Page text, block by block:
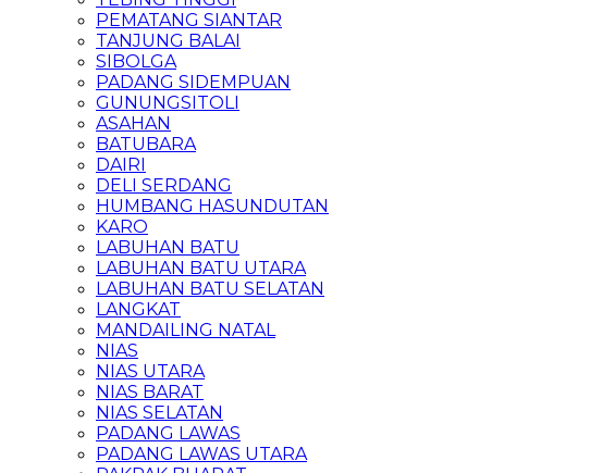
PEMATANG SIANTAR
TANJUNG BALAI
SIBOLGA
PADANG SIDEMPUAN
GUNUNGSITOLI
ASAHAN
BATUBARA
DAIRI
DELI SERDANG
HUMBANG HASUNDUTAN
KARO
LABUHAN BATU
LABUHAN BATU UTARA
LABUHAN BATU SELATAN
LANGKAT
MANDAILING NATAL
NIAS
NIAS UTARA
NIAS BARAT
NIAS SELATAN
PADANG LAWAS
PADANG LAWAS UTARA